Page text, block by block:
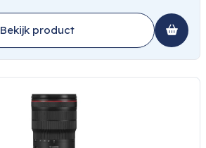
Bekijk product